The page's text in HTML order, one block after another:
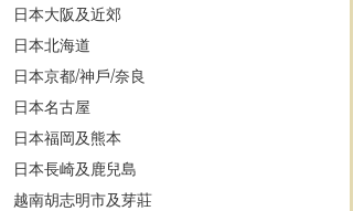
日本大阪及近郊
日本北海道
日本京都/神戶/奈良
日本名古屋
日本福岡及熊本
日本長崎及鹿兒島
越南胡志明市及芽莊